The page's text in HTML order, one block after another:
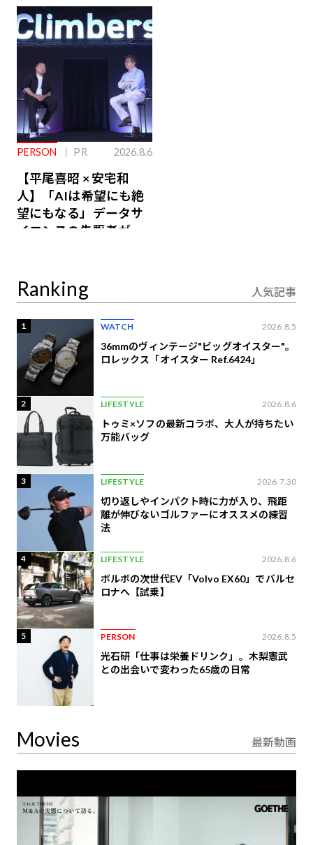
ジ会員特典あり】
PERSON PR 2026.8.6
【平尾喜昭 × 安宅和
人】「AIは希望にも絶
望にもなる」データサ
イエンスの先駆者が語
Ranking 人気記事
1 WATCH 2026.8.5
36mmのヴィンテージ"ビッグオイスター"。
ロレックス「オイスター Ref.6424」
2 LIFESTYLE 2026.8.6
トゥミ×ソフの最新コラボ、大人が持ちたい
万能バッグ
3 LIFESTYLE 2026.7.30
切り返しやインパクト時に力が入り、飛距
離が伸びないゴルファーにオススメの練習
法
4 LIFESTYLE 2026.8.6
ボルボの次世代EV「Volvo EX60」でバルセ
ロナへ【試乗】
5 PERSON 2026.8.5
光石研「仕事は栄養ドリンク」。木梨憲武
との出会いで変わった65歳の日常
Movies 最新動画